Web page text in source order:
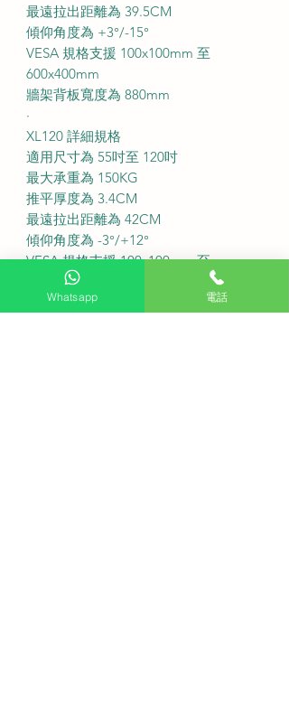
最遠拉出距離為 39.5CM
傾仰角度為 +3°/-15°
VESA 規格支援 100x100mm 至
600x400mm
牆架背板寬度為 880mm
·
XL120 詳細規格
適用尺寸為 55吋至 120吋
最大承重為 150KG
推平厚度為 3.4CM
最遠拉出距離為 42CM
傾仰角度為 -3°/+12°
VESA 規格支援 100x100mm 至
900x600mm
牆架背板寬度為 1230mm
Whatsapp 電話